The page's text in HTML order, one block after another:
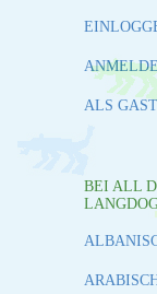
ALS
BEI ALL